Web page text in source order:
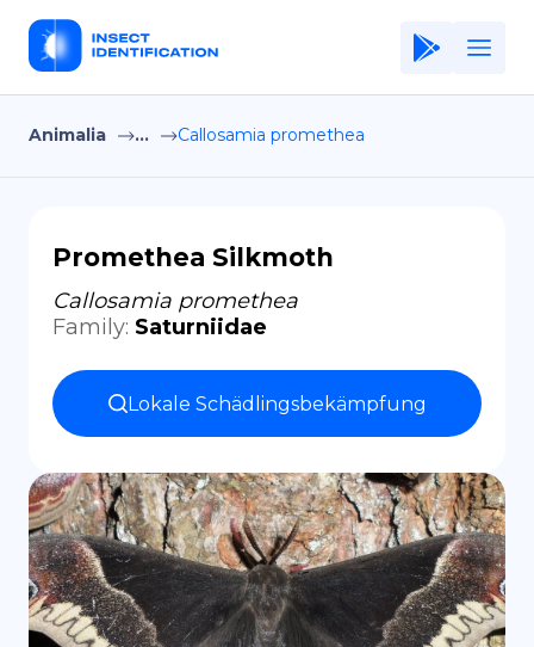
Home
Terms of Use
Privacy Policy
EN
FR
ES
Animalia ... Callosamia promethea
Promethea Silkmoth
Callosamia promethea
Family: Saturniidae
Lokale Schädlingsbekämpfung